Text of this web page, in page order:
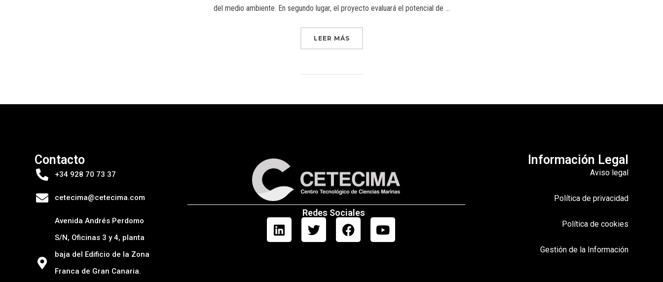
del medio ambiente. En segundo lugar, el proyecto evaluará el potencial de …
LEER MÁS
Contacto
+34 928 70 73 37
cetecima@cetecima.com
Avenida Andrés Perdomo
S/N, Oficinas 3 y 4, planta
baja del Edificio de la Zona
Franca de Gran Canaria.
Redes Sociales
Información Legal
Aviso legal
Política de privacidad
Política de cookies
Gestión de la Información